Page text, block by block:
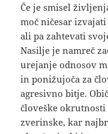
Če je smisel
moč ničesar
ali pa zahtevati
Nasilje je namreč
urejanje odnosov
in ponižujoča za
agresivno bitje.
človeške
zverinske, kar